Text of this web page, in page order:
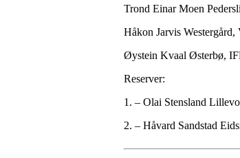
Trond Einar Moen
Håkon Jarvis Westergård,
Øystein Kvaal Østerbø,
Reserver:
1. – Olai Stensland
2. – Håvard Sandstad